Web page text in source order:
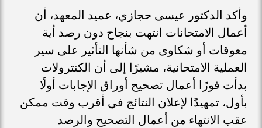
وأكد الدكتور عيسى حجازي، عميد المعهد، أن
أعمال الامتحانات انتهت بنجاح دون رصد أية
معوقات أو شكاوى من شأنها التأثير على سير
العملية الامتحانية، مشيرًا إلى أن الكنترولات
بدأت فورًا أعمال تصحيح أوراق الإجابات أولًا
بأول، تمهيدًا لإعلان النتائج في أقرب وقت ممكن
عقب الانتهاء من أعمال التصحيح والرصد